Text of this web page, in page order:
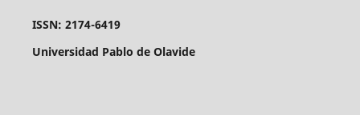
ISSN: 2174-6419
Universidad Pablo de Olavide